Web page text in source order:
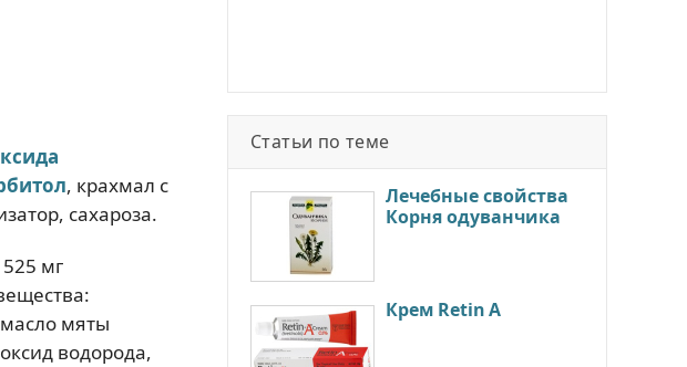
, крахмал с
сахароза.
мг
мяты
водорода,
Статьи по теме
Лечебные свойства
Корня одуванчика
Крем Retin A